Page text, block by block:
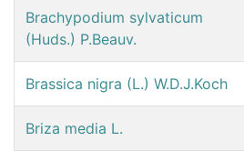
Brachypodium sylvaticum
(Huds.) P.Beauv.
Brassica nigra (L.) W.D.J.Koch
Briza media L.